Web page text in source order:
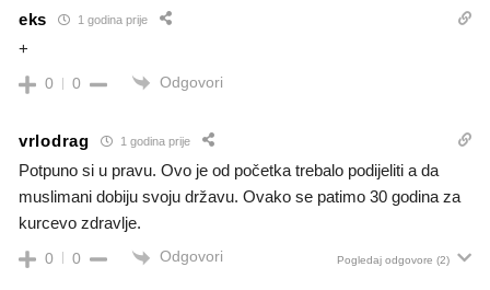
eks 1 godina prije
+
0 0 Odgovori
vrlodrag 1 godina prije
Potpuno si u pravu. Ovo je od početka trebalo podijeliti a da
muslimani dobiju svoju državu. Ovako se patimo 30 godina za
kurcevo zdravlje.
0 0 Odgovori Pogledaj odgovore (2)